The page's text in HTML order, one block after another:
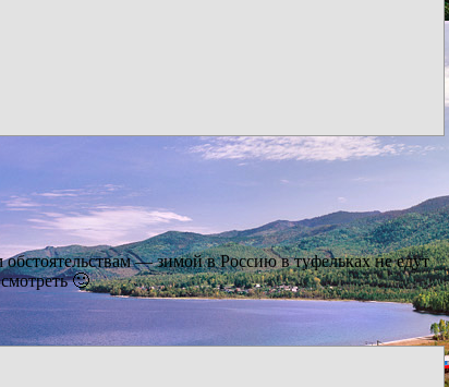
— зимой в Россию в туфельках не едут
🙂